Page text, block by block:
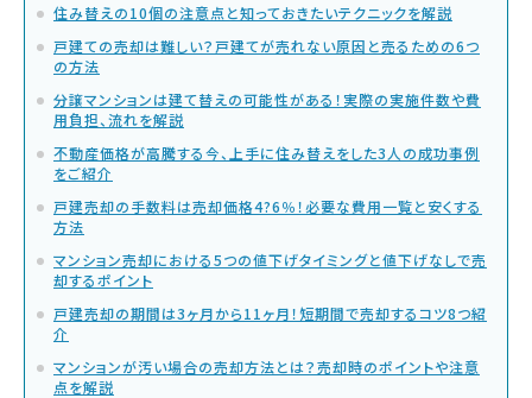
住み替えの10個の注意点と知っておきたいテクニックを解説
戸建ての売却は難しい？戸建てが売れない原因と売るための6つ
の方法
分譲マンションは建て替えの可能性がある！実際の実施件数や費
用負担、流れを解説
不動産価格が高騰する今、上手に住み替えをした3人の成功事例
をご紹介
戸建売却の手数料は売却価格4?6％！必要な費用一覧と安くする
方法
マンション売却における5つの値下げタイミングと値下げなしで売
却するポイント
戸建売却の期間は3ヶ月から11ヶ月！短期間で売却するコツ8つ紹
介
マンションが汚い場合の売却方法とは？売却時のポイントや注意
点を解説